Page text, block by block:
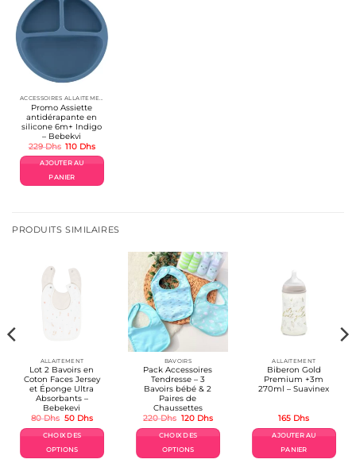
ACCESSOIRES ALLAITEMENT / REPAS
Promo Assiette
antidérapante en
silicone 6m+ Indigo
– Bebekvi
229Dhs Le
initial
était :
229 Dhs.
110 DhsLe
actuel
AJOUTER AU
PANIER
PRODUITS SIMILAIRES
ALLAITEMENT
Lot 2 Bavoirs en
Coton Faces Jersey
et Éponge Ultra
Absorbants –
Bebekevi
80Dhs Le
initial
était :
80 Dhs.
50 DhsLe
actuel
CHOIX DES
OPTIONS
BAVOIRS
Pack Accessoires
Tendresse – 3
Bavoirs bébé & 2
Paires de
Chaussettes
220Dhs Le
initial
était :
220 Dhs.
120 DhsLe
actuel
CHOIX DES
OPTIONS
ALLAITEMENT
Biberon Gold
Premium +3m
270ml – Suavinex
165 Dhs
AJOUTER AU
PANIER